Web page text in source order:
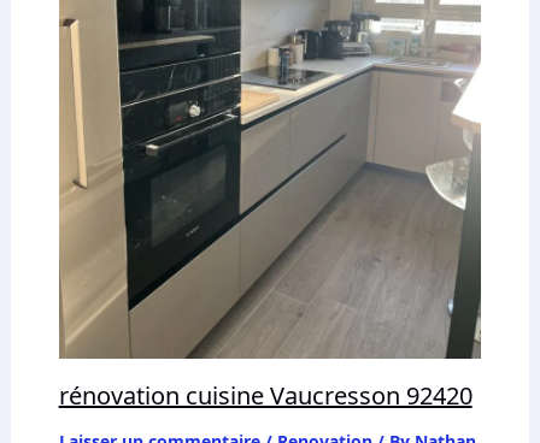
rénovation cuisine Vaucresson 92420